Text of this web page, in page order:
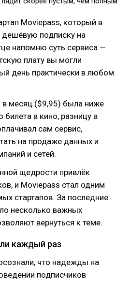
Moviepass, который в
подписку на
напомню суть сервиса —
плату вы могли
день практически в любом
в месяц ($9,95) была ниже
в кино, разницу в
сам сервис,
на продаже данных и
и сетей.
щедрости привлёк
и Moviepass стал одним
стартапов. За последние
несколько важных
вернуться к теме.
каждый раз
что надежды на
подписчиков